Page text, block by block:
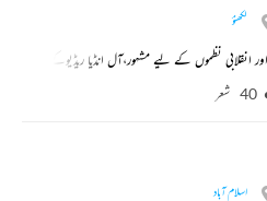
لکھنؤ
انقلابی نظموں کے لیے مشہور،آل انڈیا ریڈیوکے رسالہ
40 شعر
اسلام آباد